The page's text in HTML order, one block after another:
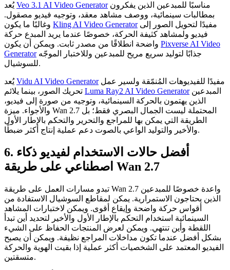
يُعدVeo 3.1 AI Video Generatorمناسبًا للمبدعين الذين يفكرون
بمطالبات سينمائية، ووصف مشاهد معقد، وتوجيه فيديو مصقول.
Kling AI Video Generatorمفيدًا لتحويل الصور إلى
فيديو ولمشاهد كثيفة الحركة، خصوصًا عندما يريد المبدع حركة
Pixverse AI Video
Generatorجذابًا لتوليد سريع مريح للمبدعين وللاختبار الموجّه
للسوشيال.
يُعدVidu AI Video Generatorمفيدًا للفيديوهات المُنمّقة ولسير عمل
Luma Ray2 AI Video Generatorالمبدعين
الذين يهتمون بالحركة السينمائية، وتوجيه من صورة إلى فيديو،
والأجواء. ميزة Wan 2.7 المحتملة ليست الجمال البصري فقط؛ بل
الطريقة التي يمكن بها للمراجع والتحرير والتحكم بالإطار الأول
والأخير والتوليد الواعي بالصوت دعم عملية إنتاج أكثر ضبطًا.
6. أفضل حالات الاستخدام لفيديو ذكاء
اصطناعي على طريقة Wan 2.7
تبدو مسارات العمل على طريقة Wan 2.7 واعدة خصوصًا للمبدعين
الذين يحتاجون الاستمرارية. يمكن لمقاطع السوشيال الاستفادة من
أقواس حركة واضحة وإيقاع أقوى. ويمكن لاختبارات المشاهد
السينمائية استخدام التحكم بالإطار الأول والأخير لتحديد أين تبدأ
اللقطة وأين تنتهي. ويمكن لعرض المنتجات الحفاظ على الشيء
بشكل أفضل عندما تكون مداخلات المراجع نظيفة. ويمكن أن يصبح
الفيديو المعتمد على الشخصيات أكثر عملية إذا بقيت الهوية والحركة
متسقتين.